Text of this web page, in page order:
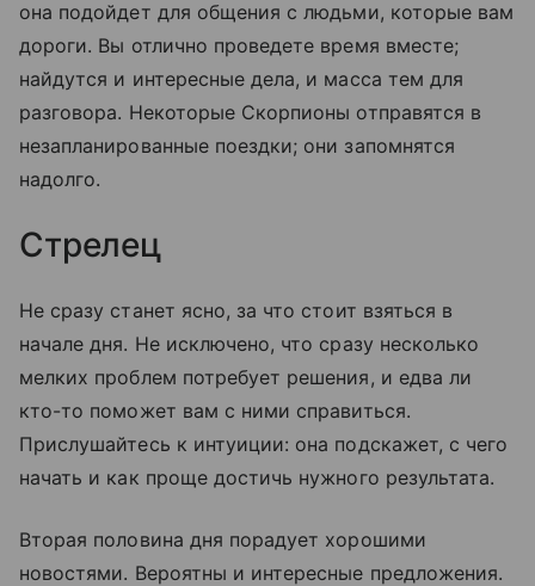
она подойдет для общения с людьми, которые вам
дороги. Вы отлично проведете время вместе;
найдутся и интересные дела, и масса тем для
разговора. Некоторые Скорпионы отправятся в
незапланированные поездки; они запомнятся
надолго.
Стрелец
Не сразу станет ясно, за что стоит взяться в
начале дня. Не исключено, что сразу несколько
мелких проблем потребует решения, и едва ли
кто-то поможет вам с ними справиться.
Прислушайтесь к интуиции: она подскажет, с чего
начать и как проще достичь нужного результата.
Вторая половина дня порадует хорошими
новостями. Вероятны и интересные предложения.